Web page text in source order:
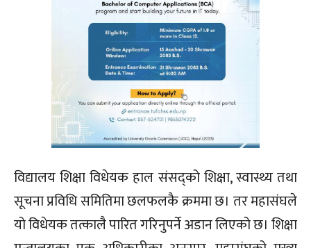
विद्यालय शिक्षा विधेयक हाल संसद्को शिक्षा, स्वास्थ्य तथा
सूचना प्रविधि समितिमा छलफलकै क्रममा छ। तर महासंघले
यो विधेयक तत्कालै पारित गरिनुपर्ने अडान लिएको छ। शिक्षा